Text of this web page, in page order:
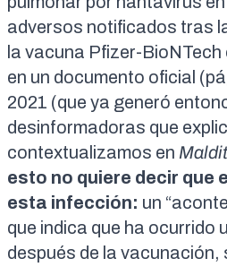
adversos notificados tras
la vacuna Pfizer-
en un documento oficial
2021 (que ya generó
desinformadoras que
contextualizamos en
esto no quiere decir que
esta infección: un
que indica que ha ocurrido
después de la vacunación,